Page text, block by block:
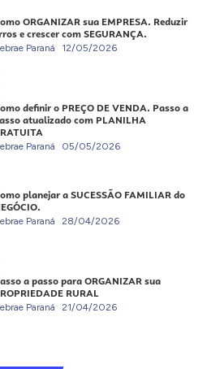
ORGANIZAR sua EMPRESA. Reduzir
e crescer com SEGURANÇA.
Paraná 12/05/2026
definir o PREÇO DE VENDA. Passo a
atualizado com PLANILHA
Paraná 05/05/2026
planejar a SUCESSÃO FAMILIAR do
Paraná 28/04/2026
a passo para ORGANIZAR sua
RURAL
Paraná 21/04/2026